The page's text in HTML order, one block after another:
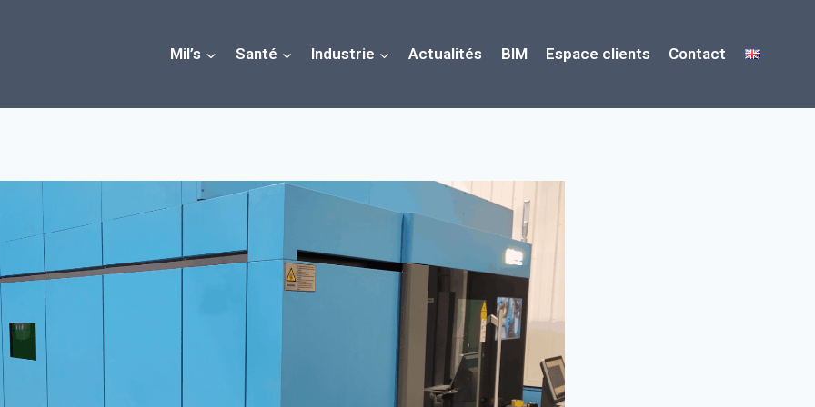
Mil’s Santé Industrie Actualités BIM Espace clients Contact